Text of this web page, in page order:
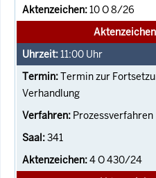
10 O 8/26
11:00 Uhr
Termin zur
Verhandlung
Prozessverfahren
341
4 O 430/24